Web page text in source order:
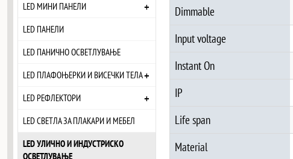
LED МИНИ ПАНЕЛИ
+
LED ПАНЕЛИ
LED ПАНИЧНО ОСВЕТЛУВАЊЕ
LED ПЛАФОЊЕРКИ И ВИСЕЧКИ ТЕЛА+
LED РЕФЛЕКТОРИ +
LED СВЕТЛА ЗА ПЛАКАРИ И МЕБЕЛ
LED УЛИЧНО И ИНДУСТРИСКО
ОСВЕТЛУВАЊЕ
Dimmable
Input voltage
Instant On
IP
Life span
Material